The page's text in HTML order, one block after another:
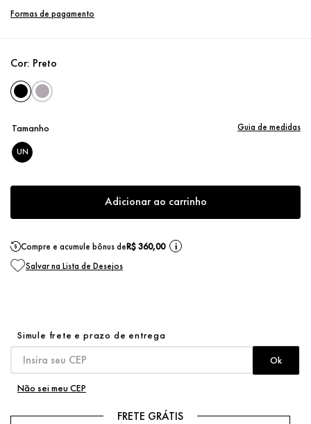
Formas de pagamento
Cor: Preto
Tamanho
UN
Guia de medidas
Adicionar ao carrinho
Compre e acumule bônus deR$ 360,00 i
Não sei meu CEP
FRETE GRÁTIS